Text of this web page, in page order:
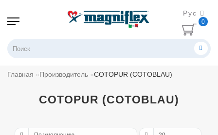
Рус
0
Главная Производитель COTOPUR (COTOBLAU)
COTOPUR (COTOBLAU)